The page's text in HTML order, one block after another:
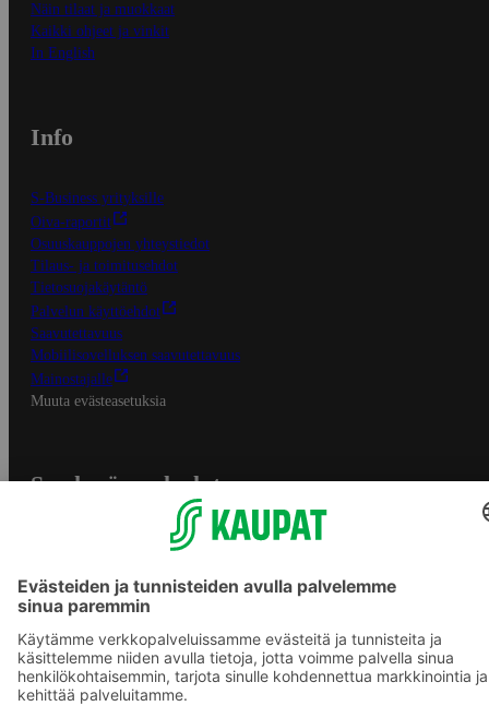
Näin tilaat ja muokkaat
Kaikki ohjeet ja vinkit
In English
Info
S-Business yrityksille
Oiva-raportit
Osuuskauppojen yhteystiedot
Tilaus- ja toimitusehdot
Tietosuojakäytäntö
Palvelun käyttöehdot
Saavutettavuus
Mobiilisovelluksen saavutettavuus
Mainostajalle
Muuta evästeasetuksia
S-ryhmän palvelut
Yhteishyvä Ruoka -sovellus
S-ostoslista -sovellus
Prisma.fi
Sokos.fi
S-Pankki